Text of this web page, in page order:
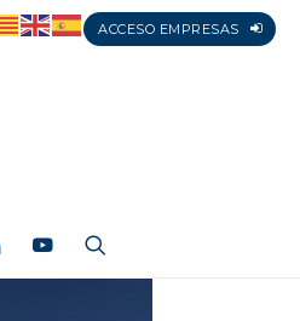
ACCESO EMPRESAS